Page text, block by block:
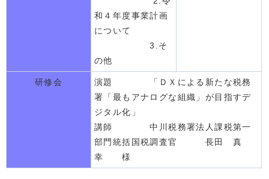
和４年度事業計画
について
3.そ
の他
研修会
演題 「ＤＸによる新たな税務
署「最もアナログな組織」が目指すデ
ジタル化」
講師 中川税務署法人課税第一
部門統括国税調査官 長田 真
幸 様